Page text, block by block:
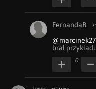
FernandaB.
brał
0